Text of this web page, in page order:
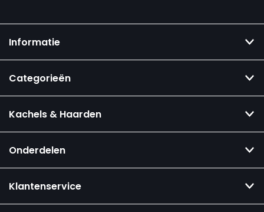
Informatie
Categorieën
Kachels & Haarden
Onderdelen
Klantenservice